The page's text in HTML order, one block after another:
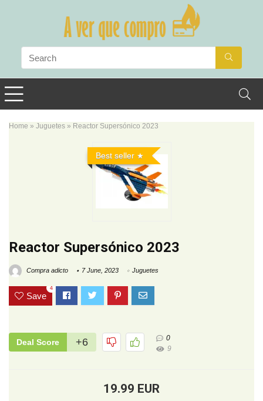
Home » Juguetes » Reactor Supersónico 2023
Best seller
Reactor Supersónico 2023
Compra adicto 7 June, 2023 Juguetes
Save
4
Deal Score +6
0
9
19.99 EUR